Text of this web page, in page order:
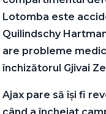
Lotomba este
Quilindschy
are probleme
închizătorul Gjivai
Ajax pare să își fi